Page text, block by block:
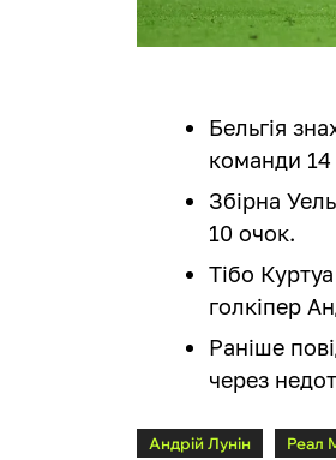
Бельгія
команди 14
Збірна
10 очок.
Тібо
голкіпер
Раніше
через
Андрій Лунін Реал